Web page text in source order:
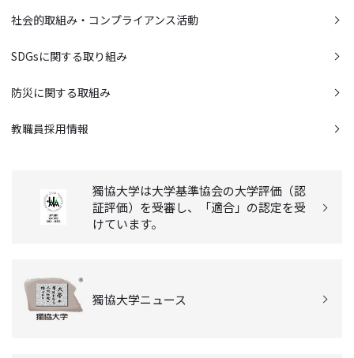
社会的取組み・コンプライアンス活動
SDGsに関する取り組み
防災に関する取組み
教職員採用情報
獨協大学は大学基準協会の大学評価（認
証評価）を受審し、「適合」の認定を受
けています。
獨協大学ニュース